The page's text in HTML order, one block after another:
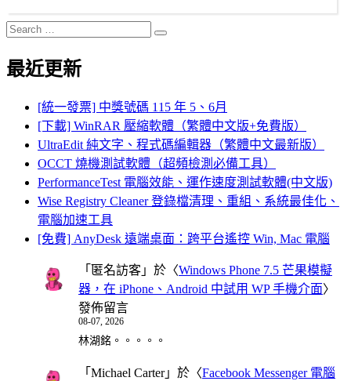
Search
for:
Search
最近更新
[統一發票] 中獎號碼 115 年 5、6月
[下載] WinRAR 壓縮軟體（繁體中文版+免費版）
UltraEdit 純文字、程式碼編輯器（繁體中文最新版）
OCCT 燒機測試軟體（超頻檢測必備工具）
PerformanceTest 電腦效能、運作速度測試軟體(中文版)
Wise Registry Cleaner 登錄檔清理、重組、系統最佳化、
電腦加速工具
[免費] AnyDesk 遠端桌面：跨平台遙控 Win, Mac 電腦
「 匿名訪客 」於〈Windows Phone 7.5 芒果模擬
器，在 iPhone、Android 中試用 WP 手機介面〉
發佈留言
08-07, 2026
林湖銘。。。。。
「 Michael Carter」於〈Facebook Messenger 電腦